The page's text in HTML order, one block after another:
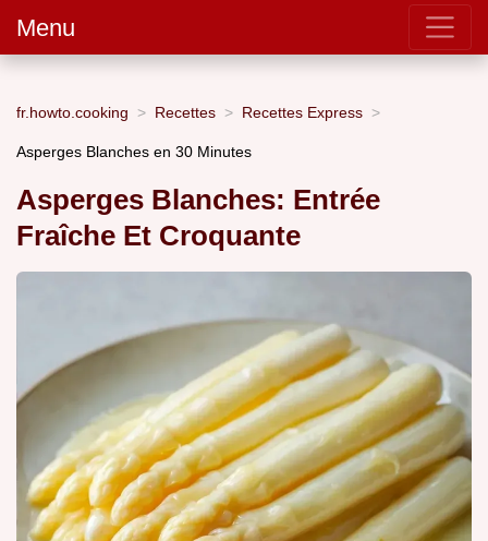
Menu
fr.howto.cooking Recettes Recettes Express
Asperges Blanches en 30 Minutes
Asperges Blanches: Entrée
Fraîche Et Croquante